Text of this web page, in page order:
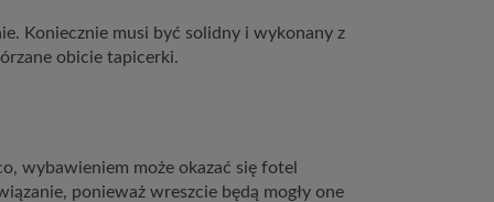
Koniecznie musi być solidny i wykonany z
obicie tapicerki.
wybawieniem może okazać się fotel
ponieważ wreszcie będą mogły one